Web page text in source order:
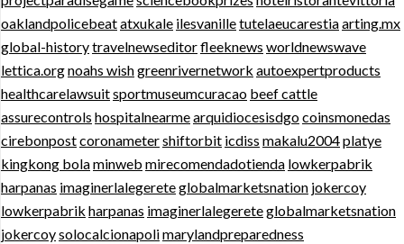
oaklandpolicebeatatxukale ilesvanilletutelaeucarestiaarting.mx
global-historytravelnewseditorfleeknews worldnewswave
lettica.orgnoahs wishgreenrivernetwork autoexpertproducts
healthcarelawsuitsportmuseumcuracao beef cattle
assurecontrols hospitalnearmearquidiocesisdgocoinsmonedas
cirebonpostcoronametershiftorbit icdiss makalu2004platye
kingkong bolaminweb mirecomendadotienda lowkerpabrik
harpanas imaginerlalegereteglobalmarketsnation jokercoy
lowkerpabrik harpanas imaginerlalegereteglobalmarketsnation
jokercoysolocalcionapolimarylandpreparedness